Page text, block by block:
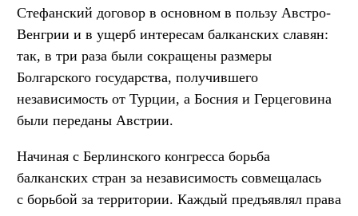
Стефанский договор в основном в пользу Австро-
Венгрии и в ущерб интересам балканских славян:
так, в три раза были сокращены размеры
Болгарского государства, получившего
независимость от Турции, а Босния и Герцеговина
были переданы Австрии.
Начиная с Берлинского конгресса борьба
балканских стран за независимость совмещалась
с борьбой за территории. Каждый предъявлял права